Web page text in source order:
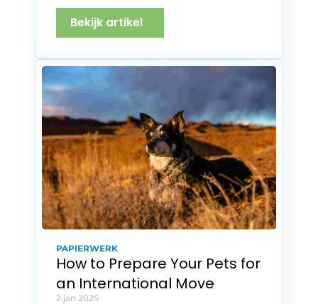
Bekijk artikel
PAPIERWERK
How to Prepare Your Pets for
an International Move
2 jan 2025